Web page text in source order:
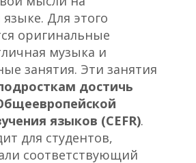
Для этого
оригинальные
музыка и
занятия. Эти занятия
достичь
языков (CEFR).
для студентов,
соответствующий